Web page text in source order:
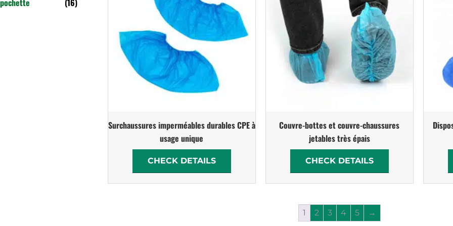
pochette (16)
Surchaussures imperméables durables CPE à
usage unique
CHECK DETAILS
Couvre-bottes et couvre-chaussures
jetables très épais
CHECK DETAILS
1 2 3 4 5 →